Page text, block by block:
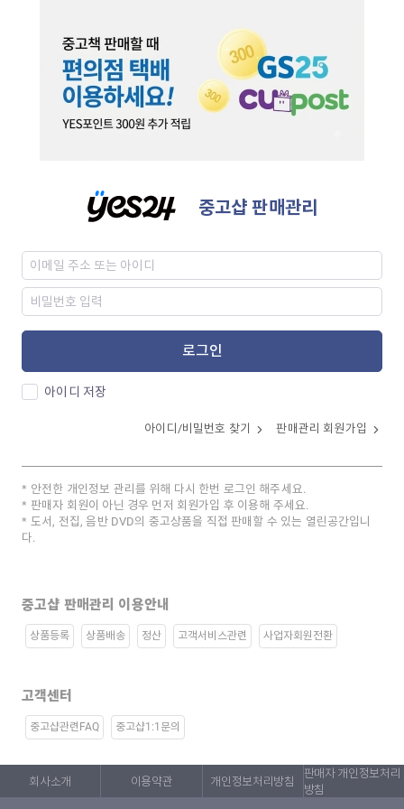
중고샵 판매관리
로그인
아이디 저장
아이디/비밀번호 찾기 판매관리 회원가입
안전한 개인정보 관리를 위해 다시 한번 로그인 해주세요.
판매자 회원이 아닌 경우 먼저 회원가입 후 이용해 주세요.
도서, 전집, 음반 DVD의 중고상품을 직접 판매할 수 있는 열린공간입니
다.
중고샵 판매관리 이용안내
상품등록 상품배송 정산 고객서비스관련 사업자회원전환
고객센터
중고샵관련FAQ 중고샵1:1문의
회사소개 이용약관 개인정보처리방침
판매자 개인정보처리
방침